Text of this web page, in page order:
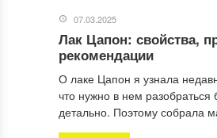
07.03.2025
Лак Цапон: свойства,
рекомендации
О лаке Цапон я узнала
что нужно в нем разобраться
детально. Поэтому собрала